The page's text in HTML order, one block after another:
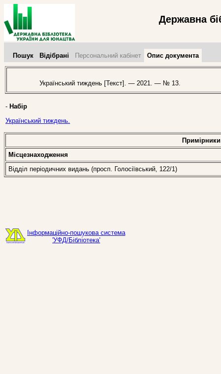
Державна
Пошук Відібрані Персональний кабінет Опис документа
Український тиждень [Текст]. — 2021. — № 13.
- Набір
Український тиждень.
Примірники
Місцезнаходження
Відділ періодичних видань (просп. Голосіївський, 122/1)
Інформаційно-пошукова система
'УФД/Бібліотека'